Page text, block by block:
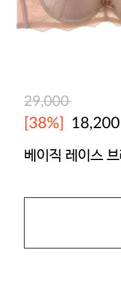
29,000
[38%] 18,200
베이직 레이스